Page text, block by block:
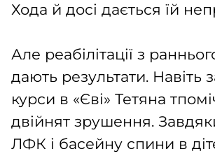
Хода й досі дається їй
Але реабілітації з
дають результати. Навіть
курси в «Єві» Тетяна
двійнят зрушення.
ЛФК і басейну спини в